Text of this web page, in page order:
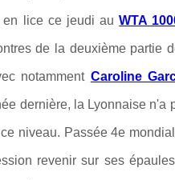
en lice ce jeudi auWTA
de la deuxième partie
notamment Caroline
dernière, la Lyonnaise n'a
niveau. Passée 4e
revenir sur ses